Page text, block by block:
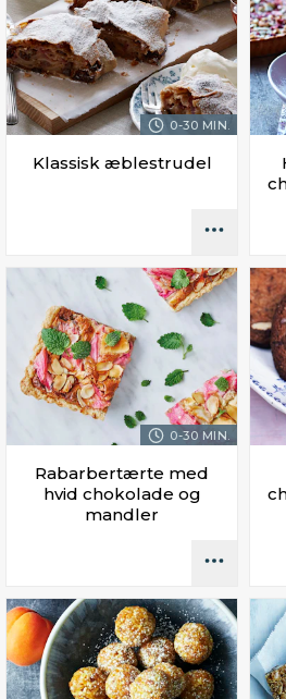
0-30 MIN.
Klassisk æblestrudel
0-30 MIN.
Rabarbertærte med
hvid chokolade og
mandler